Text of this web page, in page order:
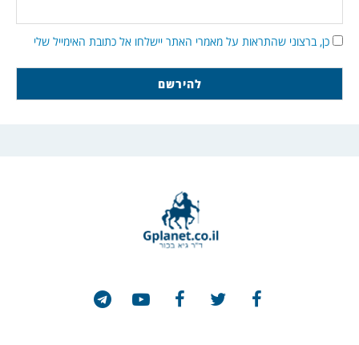
כן, ברצוני שהתראות על מאמרי האתר יישלחו אל כתובת האימייל שלי